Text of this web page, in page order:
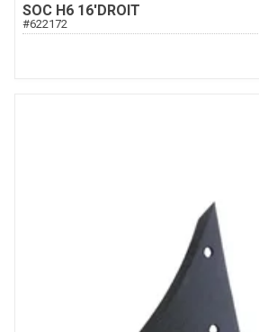
SOC H6 16'DROIT
#622172